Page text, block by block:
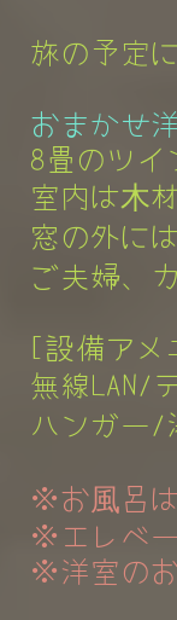
旅の予定
おまかせ
8畳のツイ
室内は木
窓の外に
ご夫婦、
[設備アメ
無線LAN/
ハンガー/
※お風呂
※エレベー
※洋室のお